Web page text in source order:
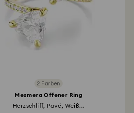
2 Farben
Mesmera Offener Ring
Herzschliff, Pavé, Weiß...